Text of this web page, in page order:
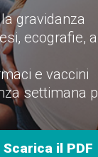
gravidanza
ecografie,
e vaccini
settimana
Scarica il PDF